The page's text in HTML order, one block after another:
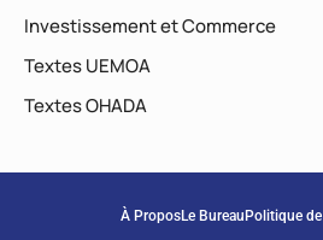
Investissement et Commerce
Textes UEMOA
Textes OHADA
À ProposLe BureauPolitique